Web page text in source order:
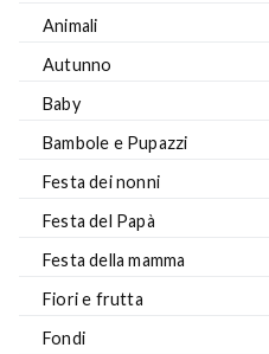
Animali
Autunno
Baby
Bambole e Pupazzi
Festa dei nonni
Festa del Papà
Festa della mamma
Fiori e frutta
Fondi